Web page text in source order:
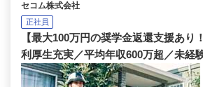
セコム株式会社
正社員
【最大100万円の奨学金返還支援あり
利厚生充実／平均年収600万超／未経